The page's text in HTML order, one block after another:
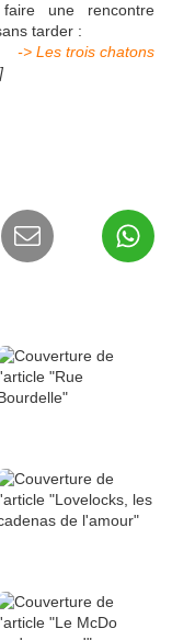
une rencontre
tarder :
-> Les trois chatons